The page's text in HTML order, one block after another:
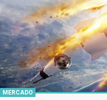
MERCADO